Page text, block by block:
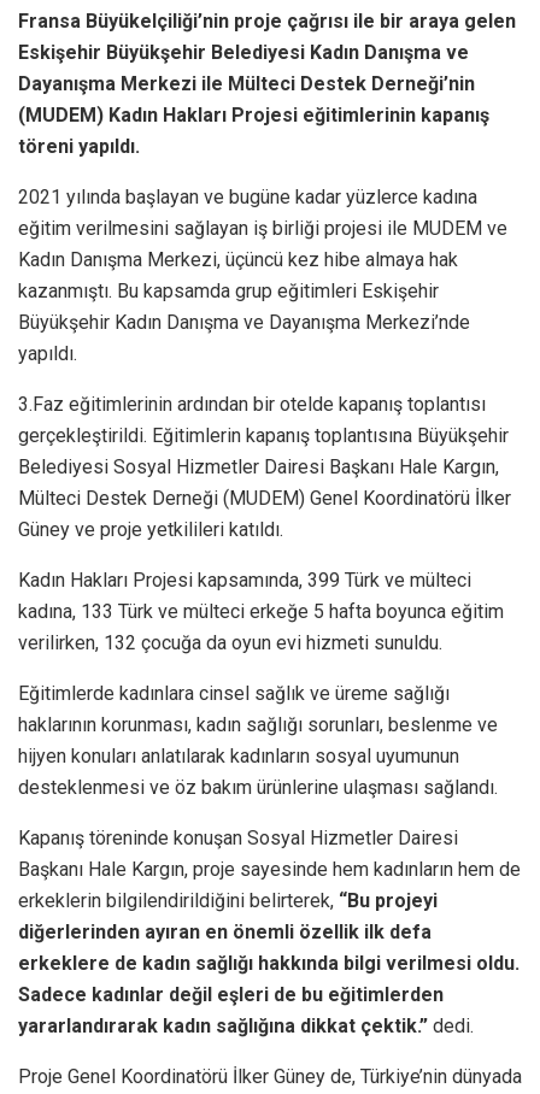
Fransa Büyükelçiliği’nin proje çağrısı ile bir araya gelen
Eskişehir Büyükşehir Belediyesi Kadın Danışma ve
Dayanışma Merkezi ile Mülteci Destek Derneği’nin
(MUDEM) Kadın Hakları Projesi eğitimlerinin kapanış
töreni yapıldı.
2021 yılında başlayan ve bugüne kadar yüzlerce kadına
eğitim verilmesini sağlayan iş birliği projesi ile MUDEM ve
Kadın Danışma Merkezi, üçüncü kez hibe almaya hak
kazanmıştı. Bu kapsamda grup eğitimleri Eskişehir
Büyükşehir Kadın Danışma ve Dayanışma Merkezi’nde
yapıldı.
3.Faz eğitimlerinin ardından bir otelde kapanış toplantısı
gerçekleştirildi. Eğitimlerin kapanış toplantısına Büyükşehir
Belediyesi Sosyal Hizmetler Dairesi Başkanı Hale Kargın,
Mülteci Destek Derneği (MUDEM) Genel Koordinatörü İlker
Güney ve proje yetkilileri katıldı.
Kadın Hakları Projesi kapsamında, 399 Türk ve mülteci
kadına, 133 Türk ve mülteci erkeğe 5 hafta boyunca eğitim
verilirken, 132 çocuğa da oyun evi hizmeti sunuldu.
Eğitimlerde kadınlara cinsel sağlık ve üreme sağlığı
haklarının korunması, kadın sağlığı sorunları, beslenme ve
hijyen konuları anlatılarak kadınların sosyal uyumunun
desteklenmesi ve öz bakım ürünlerine ulaşması sağlandı.
Kapanış töreninde konuşan Sosyal Hizmetler Dairesi
Başkanı Hale Kargın, proje sayesinde hem kadınların hem de
erkeklerin bilgilendirildiğini belirterek, “Bu projeyi
diğerlerinden ayıran en önemli özellik ilk defa
erkeklere de kadın sağlığı hakkında bilgi verilmesi oldu.
Sadece kadınlar değil eşleri de bu eğitimlerden
yararlandırarak kadın sağlığına dikkat çektik.” dedi.
Proje Genel Koordinatörü İlker Güney de, Türkiye’nin dünyada